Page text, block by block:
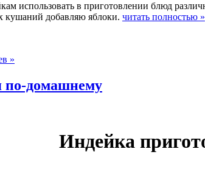
использовать в приготовлении блюд
кушаний добавляю яблоки. читать полностью »
»
по-домашнему
Индейка